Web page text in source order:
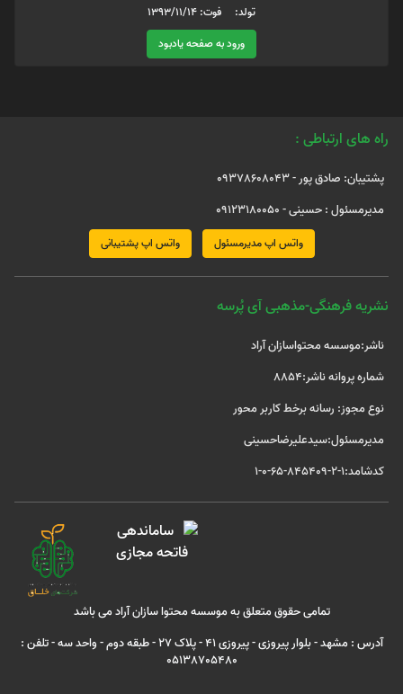
تولد: فوت: 1393/11/14
ورود به صفحه یادبود
راه های ارتباطی :
پشتیبان: صادق پور - 09378608043
مدیرمسئول : حسینی - 09123180050
واتس اپ مدیرمسئول واتس اپ پشتیبانی
نشریه فرهنگی-مذهبی آی پُرسه
ناشر:موسسه محتواسازان آراد
شماره پروانه ناشر:8854
نوع مجوز: رسانه برخط کاربر محور
مدیرمسئول:سیدعلیرضاحسینی
کدشامد:1-2-845409-65-0-1
تمامی حقوق متعلق به موسسه محتوا سازان آراد می باشد
آدرس : مشهد - بلوار پیروزی - پیروزی 41 - پلاک 27 - طبقه دوم - واحد سه - تلفن :
05138705480